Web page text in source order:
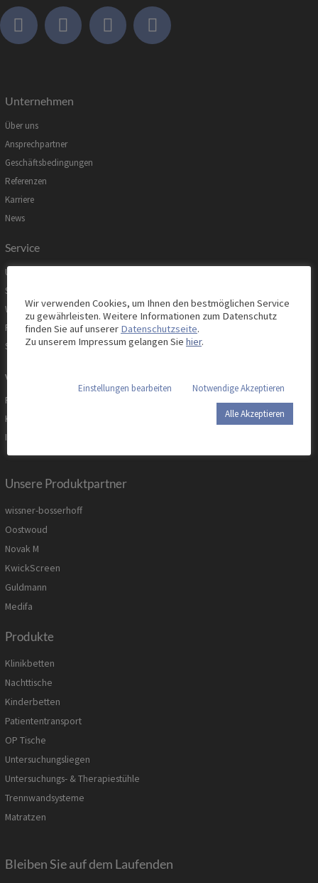
Unternehmen
Über uns
Ansprechpartner
Geschäftsbedingungen
Referenzen
Karriere
News
Service
Unsere Serviceleistungen
Servicemanagement
Wartung, Prüfung & Instandhaltung
Reparatur & Ersatzteile
Sonderanfertigungen
weitere Informationen
FAQ
Kontakt
Impressum
Unsere Produktpartner
wissner-bosserhoff
Oostwoud
Novak M
KwickScreen
Guldmann
Medifa
Produkte
Klinikbetten
Nachttische
Kinderbetten
Patiententransport
OP Tische
Untersuchungsliegen
Untersuchungs- & Therapiestühle
Trennwandsysteme
Matratzen
Bleiben Sie auf dem Laufenden
Wir verwenden Cookies, um Ihnen den bestmöglichen Service
zu gewährleisten. Weitere Informationen zum Datenschutz
finden Sie auf unserer Datenschutzseite.
Zu unserem Impressum gelangen Sie hier.
Einstellungen bearbeiten Notwendige Akzeptieren
Alle Akzeptieren